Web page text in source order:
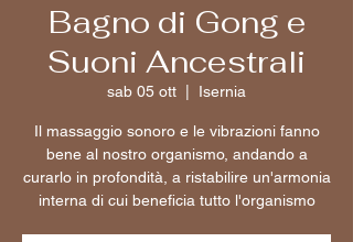
Bagno di Gong e
Suoni Ancestrali
sab 05 ott Isernia
Il massaggio sonoro e le vibrazioni fanno
bene al nostro organismo, andando a
curarlo in profondità, a ristabilire un'armonia
interna di cui beneficia tutto l'organismo